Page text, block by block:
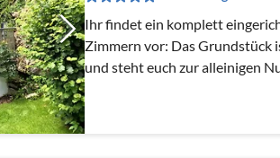
Ihr findet ein komplett
Zimmern vor: Das Grundstück
und steht euch zur alleinigen
Kostenloses WLAN 1000Mbit